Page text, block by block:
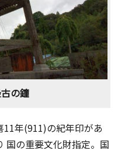
の鐘
年(911)の紀年印があ
国の重要文化財指定。国